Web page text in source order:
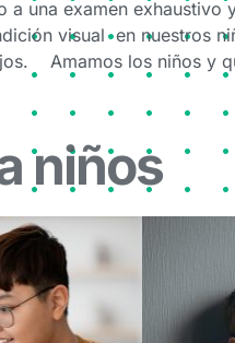
una examen exhaustivo
condición visual en
Amamos los niños y
niños